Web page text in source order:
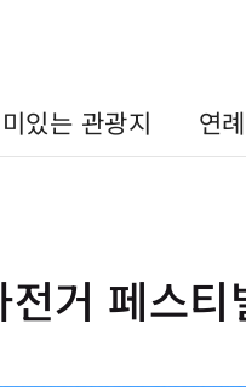
있는 관광지 연
거 페스티